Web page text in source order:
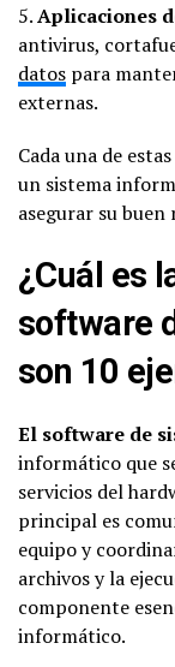
5.Aplicaciones
antivirus,
datos para
externas.
Cada una de
un sistema
asegurar su
¿Cuál es
software
son 10
El software de
informático que
servicios del
principal es
equipo y
archivos y la
componente
informático.